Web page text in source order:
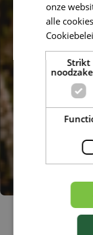
onze
alle
Strikt